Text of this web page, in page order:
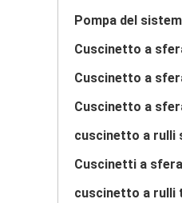
Pompa del
cuscinetto a rulli
Cuscinetti a
cuscinetto a rulli